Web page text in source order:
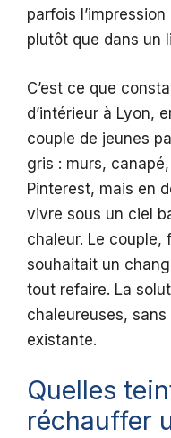
parfois
plutôt que dans un
C’est ce que
d’intérieur à Lyon,
couple de jeunes
gris : murs,
Pinterest, mais en
vivre sous un ciel
chaleur. Le
souhaitait un
tout refaire. La
chaleureuses,
existante.
Quelles
réchauffer